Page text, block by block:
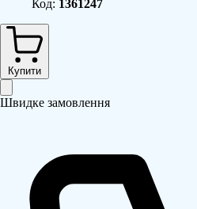
Код: 1361247
Купити
Швидке замовлення